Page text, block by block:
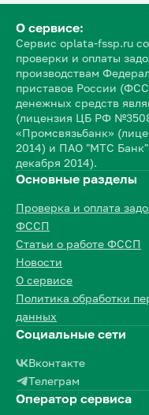
О сервисе:
Сервис oplata-fssp.ru
проверки и оплаты
производствам
приставов России
денежных средств
(лицензия ЦБ РФ
«Промсвязьбанк»
2014) и ПАО "МТС
декабря 2014).
Основные разделы
Проверка и оплата
ФССП
Статьи о работе ФССП
Новости
О сервисе
Политика обработки
данных
Социальные сети
Вконтакте
Телеграм
Оператор сервиса